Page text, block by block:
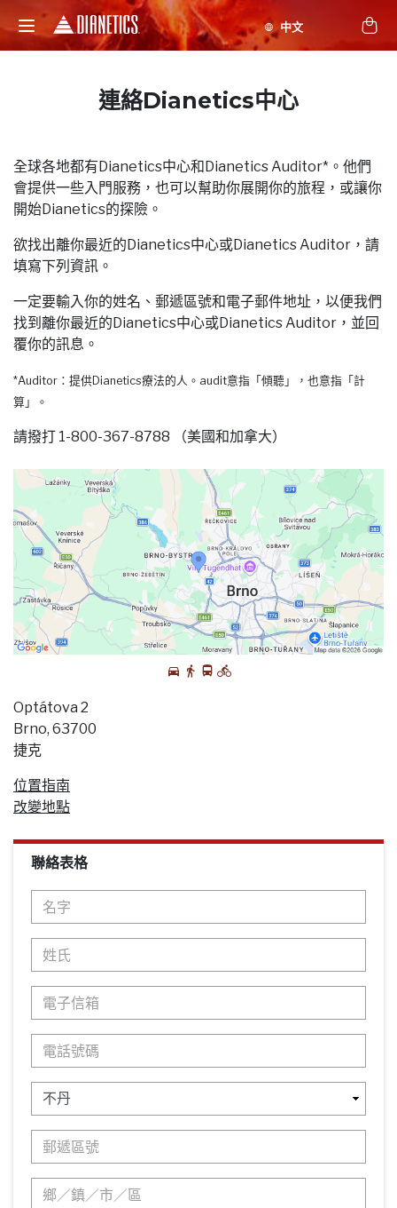
連絡Dianetics中心
全球各地都有Dianetics中心和Dianetics Auditor*。他們
會提供一些入門服務，也可以幫助你展開你的旅程，或讓你
開始Dianetics的探險。
欲找出離你最近的Dianetics中心或Dianetics Auditor，請
填寫下列資訊。
一定要輸入你的姓名、郵遞區號和電子郵件地址，以便我們
找到離你最近的Dianetics中心或Dianetics Auditor，並回
覆你的訊息。
*Auditor：提供Dianetics療法的人。audit意指「傾聽」，也意指「計
算」。
請撥打 1-800-367-8788 （美國和加拿大）
Optátova 2
Brno, 63700
捷克
位置指南
改變地點
聯絡表格